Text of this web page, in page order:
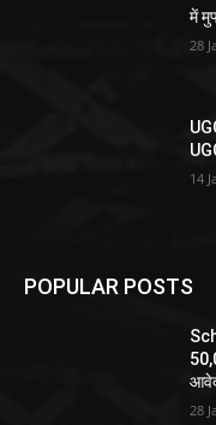
में
28
14
POPULAR POSTS
28